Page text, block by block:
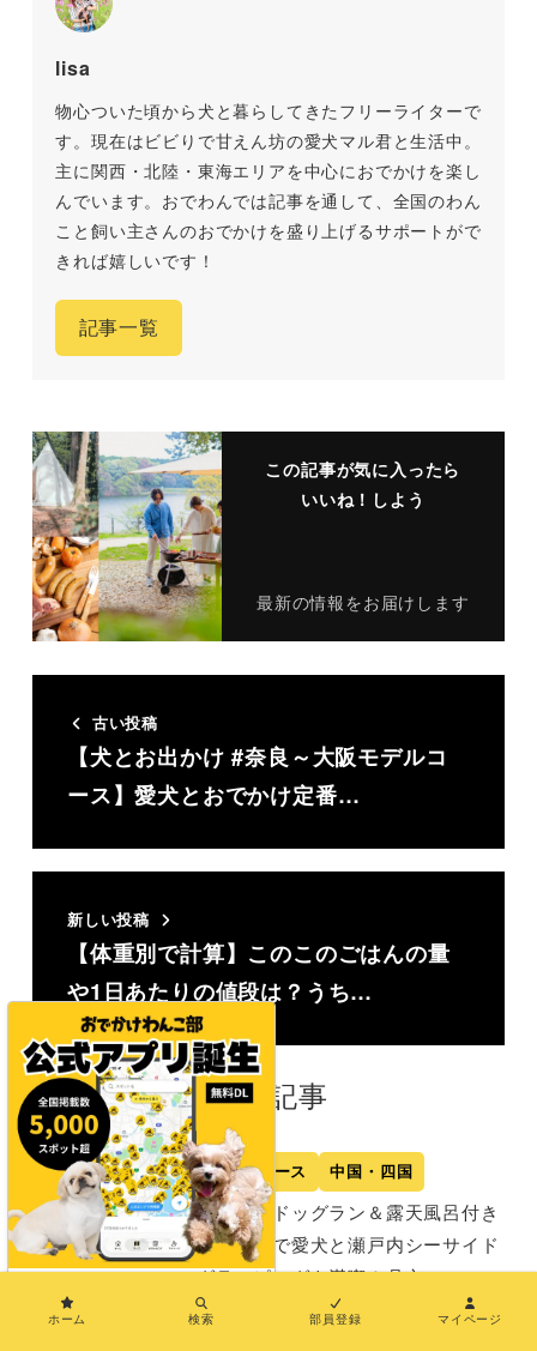
lisa
物心ついた頃から犬と暮らしてきたフリーライターで
す。現在はビビりで甘えん坊の愛犬マル君と生活中。
主に関西・北陸・東海エリアを中心におでかけを楽し
んでいます。おでわんでは記事を通して、全国のわん
こと飼い主さんのおでかけを盛り上げるサポートがで
きれば嬉しいです！
記事一覧
この記事が気に入ったら
いいね！しよう
最新の情報をお届けします
古い投稿
【犬とお出かけ #奈良～大阪モデルコ
ース】愛犬とおでかけ定番…
新しい投稿
【体重別で計算】このこのごはんの量
や1日あたりの値段は？うち…
関連記事
最新ニュース 中国・四国
【広島】ドッグラン＆露天風呂付き
コテージで愛犬と瀬戸内シーサイド
グランピングを満喫！呉市に
「GLAMPISPA瀬戸内」がオープン
ホーム 検索 部員登録 マイページ